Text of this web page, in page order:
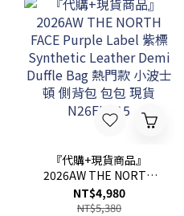
褲 現貨 1044311600006
『代購+現貨商品』
2026AW THE NORTH
FACE Purple Label 紫標
Synthetic Leather
NT$4,980
NT$5,380